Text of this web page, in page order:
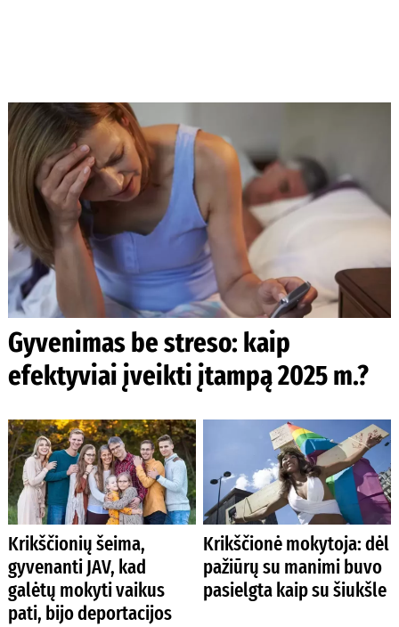
Gyvenimas be streso: kaip
efektyviai įveikti įtampą 2025 m.?
Krikščionių šeima,
gyvenanti JAV, kad
galėtų mokyti vaikus
pati, bijo deportacijos
Krikščionė mokytoja: dėl
pažiūrų su manimi buvo
pasielgta kaip su šiukšle